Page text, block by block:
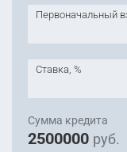
Первоначальный
Ставка, %
Сумма кредита
2500000 руб.